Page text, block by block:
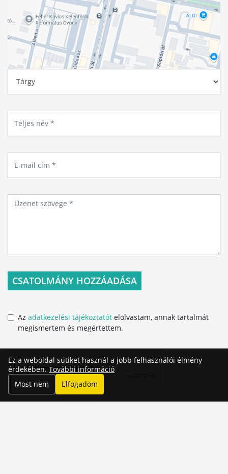
Ez a weboldal sütiket használ a jobb felhasználói élmény
érdekében. További információ
Most nem
Elfogadom
CSATOLMÁNY HOZZÁADÁSA
Az adatkezelési tájékoztatót elolvastam, annak tartalmát
megismertem és megértettem.